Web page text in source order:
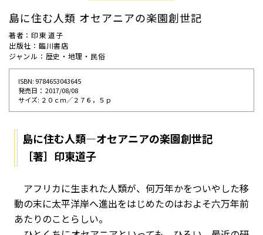
島に住む人類 オセアニアの楽園創世記
著者：印東 道子
出版社：臨川書店
ジャンル：歴史・地理・民俗
ISBN: 9784653043645
発売⽇： 2017/08/08
サイズ: ２０ｃｍ／２７６，５ｐ
島に住む人類―オセアニアの楽園創世記
［著］印東道子
アフリカに生まれた人類が、何万年かをついやした移
動の末に太平洋岸へ進出をはじめたのはおよそ六万年前
あたりのことらしい。